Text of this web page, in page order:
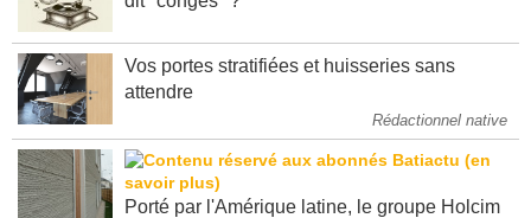
Vos portes stratifiées et huisseries sans
attendre
Rédactionnel native
Porté par l'Amérique latine, le groupe Holcim